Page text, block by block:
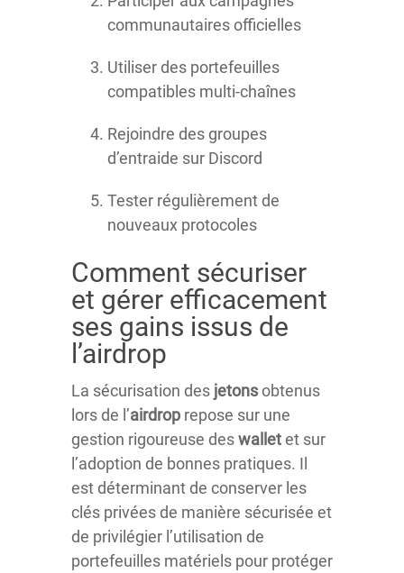
communautaires officielles
Utiliser des portefeuilles
compatibles multi-chaînes
Rejoindre des groupes
d’entraide sur Discord
Tester régulièrement de
nouveaux protocoles
Comment sécuriser
et gérer efficacement
ses gains issus de
l’airdrop
La sécurisation des jetonsobtenus
lors de l’airdrop repose sur une
gestion rigoureuse deswalletet sur
l’adoption de bonnes pratiques. Il
est déterminant de conserver les
clés privées de manière sécurisée et
de privilégier l’utilisation de
portefeuilles matériels pour protéger